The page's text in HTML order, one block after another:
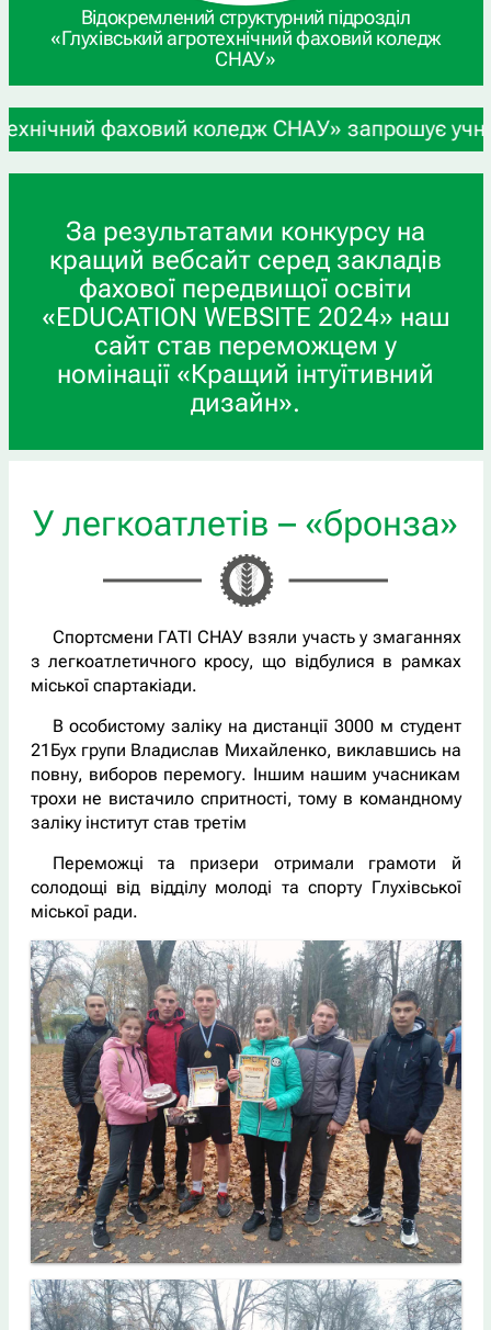
Відокремлений структурний підрозділ
«Глухівський агротехнічний фаховий коледж
СНАУ»
фаховий коледж СНАУ» запрошує учнів 9-х
За результатами конкурсу на
кращий вебсайт серед закладів
фахової передвищої освіти
«EDUCATION WEBSITE 2024» наш
сайт став переможцем у
номінації «Кращий інтуїтивний
дизайн».
У легкоатлетів – «бронза»
Спортсмени ГАТІ СНАУ взяли участь у змаганнях
з легкоатлетичного кросу, що відбулися в рамках
міської спартакіади.
В особистому заліку на дистанції 3000 м студент
21Бух групи Владислав Михайленко, виклавшись на
повну, виборов перемогу. Іншим нашим учасникам
трохи не вистачило спритності, тому в командному
заліку інститут став третім
Переможці та призери отримали грамоти й
солодощі від відділу молоді та спорту Глухівської
міської ради.